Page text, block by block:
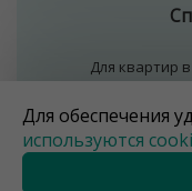
Для квартир
Для обеспечения
используются